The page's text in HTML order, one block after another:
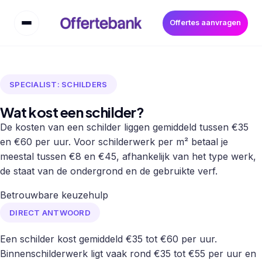
Offertes aanvragen
SPECIALIST: SCHILDERS
Wat kost een schilder?
De kosten van een schilder liggen gemiddeld tussen €35
en €60 per uur. Voor schilderwerk per m² betaal je
meestal tussen €8 en €45, afhankelijk van het type werk,
de staat van de ondergrond en de gebruikte verf.
Betrouwbare keuzehulp
DIRECT ANTWOORD
Een schilder kost gemiddeld €35 tot €60 per uur.
Binnenschilderwerk ligt vaak rond €35 tot €55 per uur en